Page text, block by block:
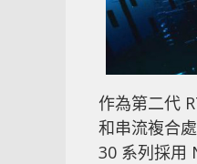
作為第二代
和串流複合
30 系列採用